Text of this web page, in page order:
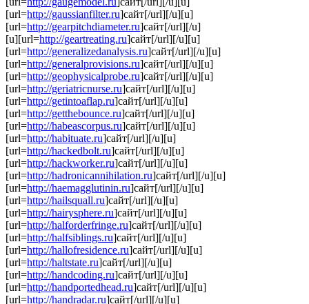
[url=http://gaussianfilter.ru]сайт[/url][/u][u]
[url=http://gearpitchdiameter.ru]сайт[/url][/u]
[u][url=http://geartreating.ru]сайт[/url][/u][u]
[url=http://generalizedanalysis.ru]сайт[/url][/u][u]
[url=http://generalprovisions.ru]сайт[/url][/u][u]
[url=http://geophysicalprobe.ru]сайт[/url][/u][u]
[url=http://geriatricnurse.ru]сайт[/url][/u][u]
[url=http://getintoaflap.ru]сайт[/url][/u][u]
[url=http://getthebounce.ru]сайт[/url][/u][u]
[url=http://habeascorpus.ru]сайт[/url][/u][u]
[url=http://habituate.ru]сайт[/url][/u][u]
[url=http://hackedbolt.ru]сайт[/url][/u][u]
[url=http://hackworker.ru]сайт[/url][/u][u]
[url=http://hadronicannihilation.ru]сайт[/url][/u][u]
[url=http://haemagglutinin.ru]сайт[/url][/u][u]
[url=http://hailsquall.ru]сайт[/url][/u][u]
[url=http://hairysphere.ru]сайт[/url][/u][u]
[url=http://halforderfringe.ru]сайт[/url][/u][u]
[url=http://halfsiblings.ru]сайт[/url][/u][u]
[url=http://hallofresidence.ru]сайт[/url][/u][u]
[url=http://haltstate.ru]сайт[/url][/u][u]
[url=http://handcoding.ru]сайт[/url][/u][u]
[url=http://handportedhead.ru]сайт[/url][/u][u]
[url=http://handradar.ru]сайт[/url][/u][u]